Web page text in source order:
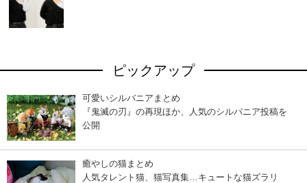
ピックアップ
可愛いシルバニアまとめ
『鬼滅の刃』の再現ほか、人気のシルバニア投稿を
公開
癒やしの猫まとめ
人気タレント猫、猫写真集…キュートな猫ズラリ